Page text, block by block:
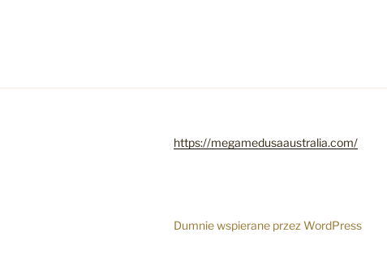
https://megamedusaaustralia.com/
Dumnie wspierane przez WordPress